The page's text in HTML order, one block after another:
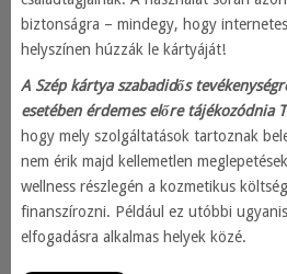
biztonságra – mindegy, hogy
helyszínen húzzák le kártyáját!
A Szép kártya szabadidős
esetében érdemes előre tájékozódnia
hogy mely szolgáltatások tartoznak
nem érik majd kellemetlen
wellness részlegén a kozmetikus
finanszírozni. Például ez utóbbi
elfogadásra alkalmas helyek közé.